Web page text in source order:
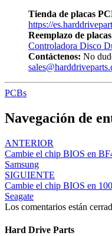
Tienda de placas
https://
Reemplazo de
Controladora Disco
Contáctenos: No
PCBs
Navegación de
ANTERIOR
Cambie el chip BIOS en
Samsung
SIGUIENTE
Cambie el chip BIOS en
Seagate
Los comentarios están
Hard Drive Parts